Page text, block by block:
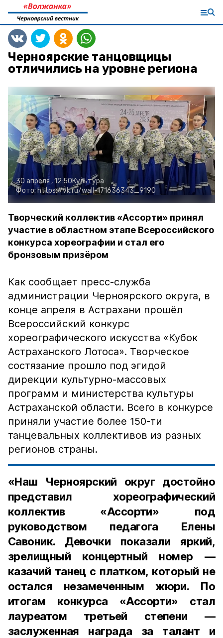
Черноярские танцовщицы
отличились на уровне региона
30 апреля , 12:50Культура
Фото:https://vk.ru/wall-171636343_9190
Творческий коллектив «Ассорти» принял
участие в областном этапе Всероссийского
конкурса хореографии и стал его
бронзовым призёром
Как сообщает пресс-служба
администрации Черноярского округа, в
конце апреля в Астрахани прошёл
Всероссийский конкурс
хореографического искусства «Кубок
Астраханского Лотоса». Творческое
состязание прошло под эгидой
дирекции культурно-массовых
программ и министерства культуры
Астраханской области. Всего в конкурсе
приняли участие более 150-ти
танцевальных коллективов из разных
регионов страны.
«Наш Черноярский округ достойно
представил хореографический
коллектив «Ассорти» под
руководством педагога Елены
Савоник. Девочки показали яркий,
зрелищный концертный номер —
казачий танец с платком, который не
остался незамеченным жюри. По
итогам конкурса «Ассорти» стал
лауреатом третьей степени —
заслуженная награда за талант и